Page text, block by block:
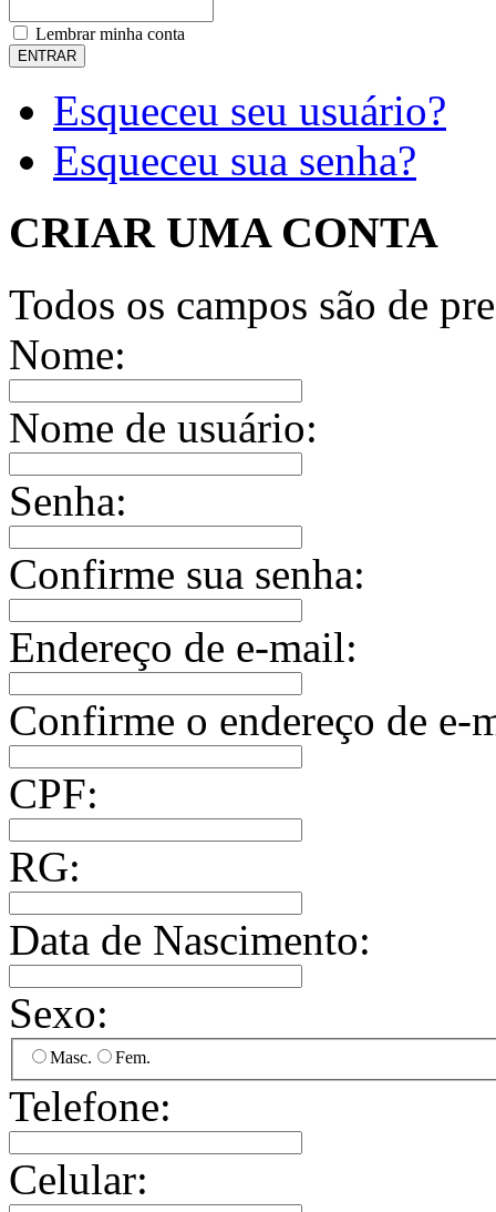
Lembrar minha conta
Esqueceu seu usuário?
Esqueceu sua senha?
CRIAR UMA CONTA
Todos os campos são de
Nome:
Nome de usuário:
Senha:
Confirme sua senha:
Endereço de e-mail:
Confirme o endereço de e-
CPF:
RG:
Data de Nascimento:
Sexo:
Masc. Fem.
Telefone:
Celular: